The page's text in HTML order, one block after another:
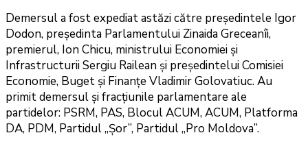
Demersul a fost expediat astăzi către președintele Igor
Dodon, președinta Parlamentului Zinaida Greceanîi,
premierul, Ion Chicu, ministrului Economiei și
Infrastructurii Sergiu Railean și președintelui Comisiei
Economie, Buget și Finanțe Vladimir Golovatiuc. Au
primit demersul și fracțiunile parlamentare ale
partidelor: PSRM, PAS, Blocul ACUM, ACUM, Platforma
DA, PDM, Partidul „Șor”, Partidul „Pro Moldova”.